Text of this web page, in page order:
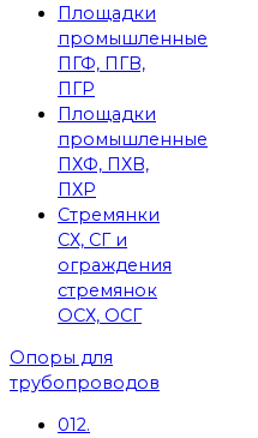
Площадки
промышленные
ПГФ, ПГВ,
ПГР
Площадки
промышленные
ПХФ, ПХВ,
ПХР
Стремянки
СХ, СГ и
ограждения
стремянок
ОСХ, ОСГ
Опоры для
трубопроводов
012.